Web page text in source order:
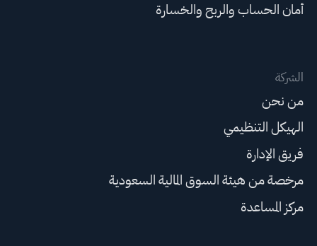
أمان الحساب والربح والخسارة
الشركة
من نحن
الهيكل التنظيمي
فريق الإدارة
مرخصة من هيئة السوق المالية السعودية
مركز المساعدة